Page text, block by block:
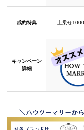
成約特典 上乗せ
キャンペーン
詳細